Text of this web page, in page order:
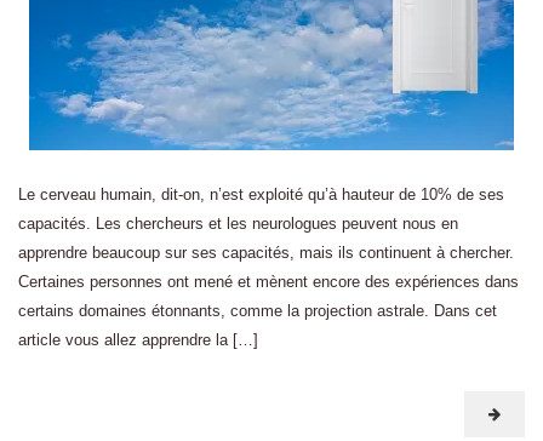
Le cerveau humain, dit-on, n’est exploité qu’à hauteur de 10% de ses
capacités. Les chercheurs et les neurologues peuvent nous en
apprendre beaucoup sur ses capacités, mais ils continuent à chercher.
Certaines personnes ont mené et mènent encore des expériences dans
certains domaines étonnants, comme la projection astrale. Dans cet
article vous allez apprendre la […]